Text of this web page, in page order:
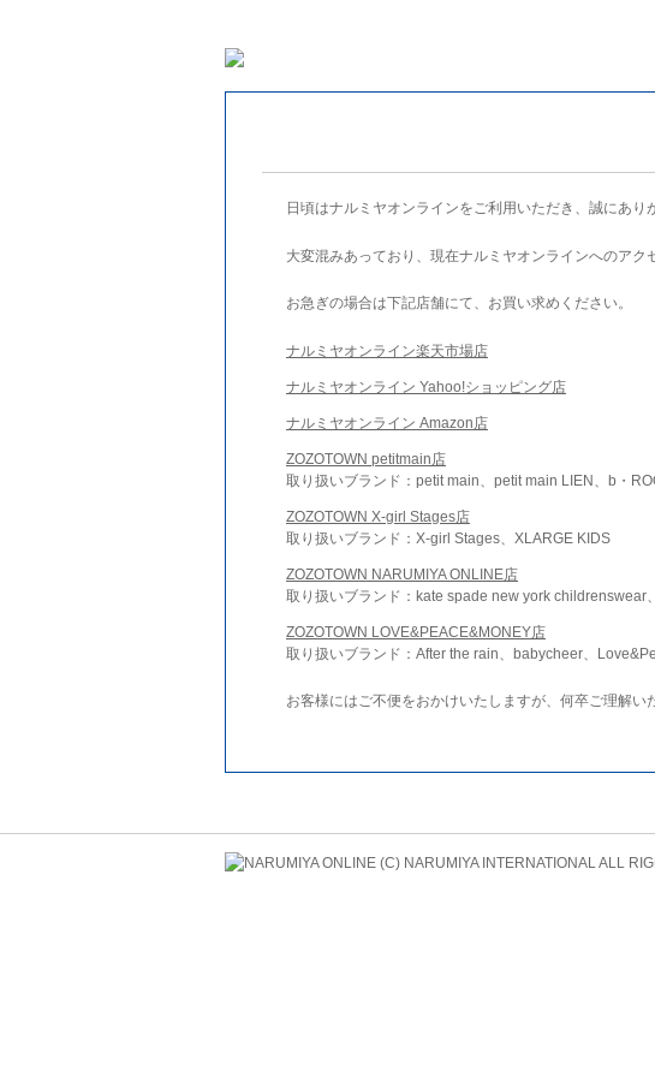
日頃はナルミヤオンラインをご利用いただき、誠にあり
大変混みあっており、現在ナルミヤオンラインへのアク
お急ぎの場合は下記店舗にて、お買い求めください。
ナルミヤオンライン楽天市場店
ナルミヤオンライン Yahoo!ショッピング店
ナルミヤオンライン Amazon店
ZOZOTOWN petitmain店
取り扱いブランド：petit main、petit main LIEN、b・
ZOZOTOWN X-girl Stages店
取り扱いブランド：X-girl Stages、XLARGE KIDS
ZOZOTOWN NARUMIYA ONLINE店
取り扱いブランド：kate spade new york
ZOZOTOWN LOVE&PEACE&MONEY店
取り扱いブランド：After the rain、babycheer、
お客様にはご不便をおかけいたしますが、何卒ご理解い